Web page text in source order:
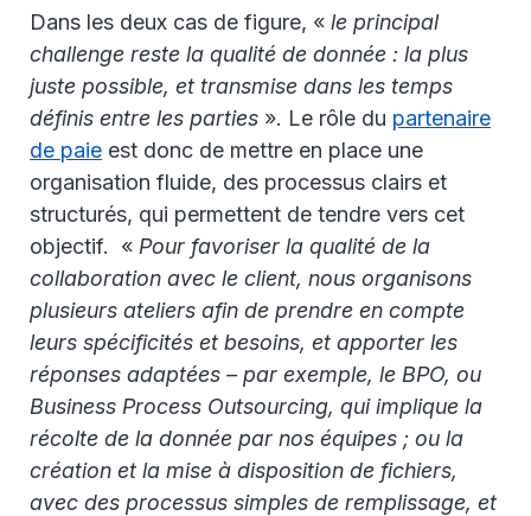
Dans les deux cas de figure, « le principal
challenge reste la qualité de donnée : la plus
juste possible, et transmise dans les temps
définis entre les parties ». Le rôle du partenaire
de paie est donc de mettre en place une
organisation fluide, des processus clairs et
structurés, qui permettent de tendre vers cet
objectif. « Pour favoriser la qualité de la
collaboration avec le client, nous organisons
plusieurs ateliers afin de prendre en compte
leurs spécificités et besoins, et apporter les
réponses adaptées – par exemple, le BPO, ou
Business Process Outsourcing, qui implique la
récolte de la donnée par nos équipes ; ou la
création et la mise à disposition de fichiers,
avec des processus simples de remplissage, et